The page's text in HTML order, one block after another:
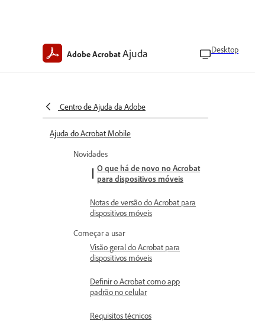
Adobe AcrobatAjuda Desktop
Centro de Ajuda da Adobe
Ajuda do Acrobat Mobile
Novidades
O que há de novo no Acrobat
para dispositivos móveis
Notas de versão do Acrobat para
dispositivos móveis
Começar a usar
Visão geral do Acrobat para
dispositivos móveis
Definir o Acrobat como app
padrão no celular
Requisitos técnicos